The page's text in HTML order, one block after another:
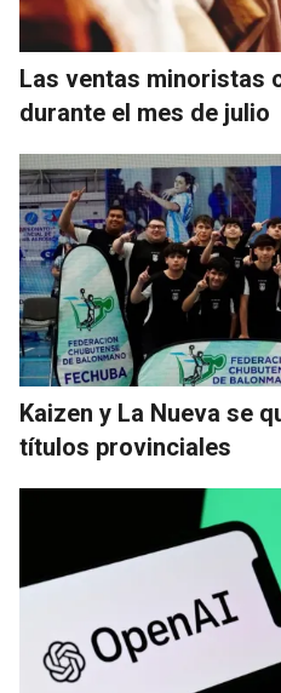
Las ventas minoristas
durante el mes de julio
Kaizen y La Nueva se
títulos provinciales